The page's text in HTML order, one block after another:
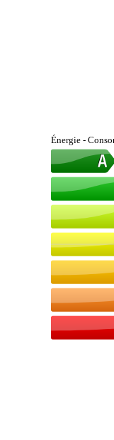
Énergie -